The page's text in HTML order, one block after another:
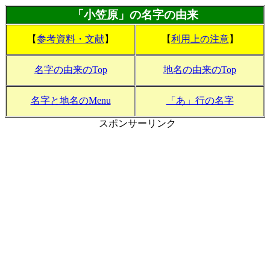
「小笠原」の名字の由来
【参考資料・文献】 【利用上の注意】
名字の由来のTop 地名の由来のTop
名字と地名のMenu 「あ」行の名字
スポンサーリンク